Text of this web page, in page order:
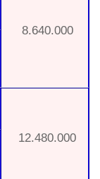
8.640.000
12.480.000